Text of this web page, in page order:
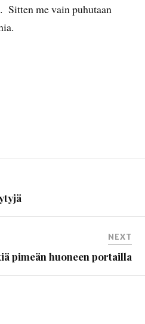
Sitten me vain puhutaan
NEXT
pimeän huoneen portailla